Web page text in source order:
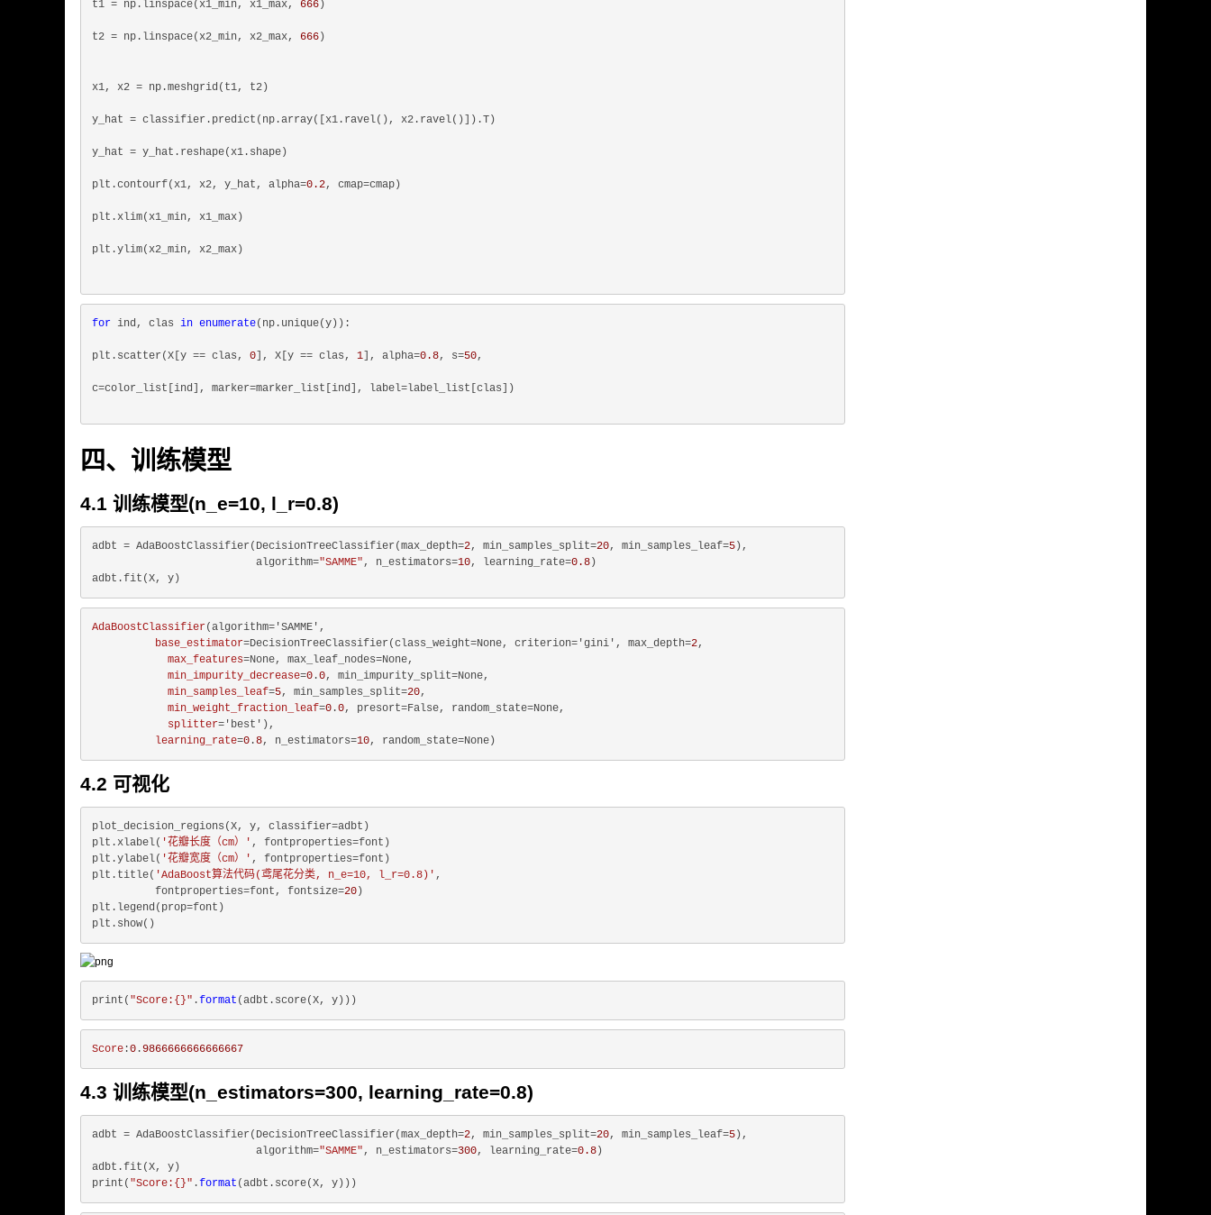
t1 = np.linspace(x1_min, x1_max, 666 )
t2 = np.linspace(x2_min, x2_max, 666 )
x1, x2 = np.meshgrid(t1, t2)
y_hat = classifier.predict(np.array([x1.ravel(), x2.ravel()]).T)
y_hat = y_hat.reshape(x1.shape)
plt.contourf(x1, x2, y_hat, alpha=0.2, cmap=cmap)
plt.xlim(x1_min, x1_max)
plt.ylim(x2_min, x2_max)
for ind, clas in enumerate(np.unique(y)):
plt.scatter(X[y == clas, 0 ], X[y == clas, 1 ], alpha=0.8, s=50,
c=color_list[ind], marker=marker_list[ind], label=label_list[clas])
四、训练模型
4.1 训练模型(n_e=10, l_r=0.8)
adbt = AdaBoostClassifier(DecisionTreeClassifier(max_depth=2, min_samples_split=20, min_samples_leaf=5 ),
                          algorithm=
"SAMME" , n_estimators=10, learning_rate=0.8 )
AdaBoostClassifier(algorithm='SAMME',
base_estimator=DecisionTreeClassifier(class_weight=None, criterion='gini', max_depth=2,
max_features=None, max_leaf_nodes=None,
min_impurity_decrease=0 .0, min_impurity_split=None,
min_samples_leaf=5, min_samples_split=20,
min_weight_fraction_leaf=0 .0, presort=False, random_state=None,
splitter='best'),
learning_rate=0 .8, n_estimators=10
4.2 可视化
plot_decision_regions(X, y, classifier=adbt)
plt.xlabel( '花瓣长度（cm）' , fontproperties=font)
plt.ylabel( '花瓣宽度（cm）' , fontproperties=font)
plt.title( 'AdaBoost算法代码(鸢尾花分类, n_e=10, l_r=0.8)' ,
          fontproperties=font, fontsize=
20 )
plt.legend(prop=font)
print( "Score:{}" .format
Score :0 .9866666666666667
4.3 训练模型(n_estimators=300, learning_rate=0.8)
adbt = AdaBoostClassifier(DecisionTreeClassifier(max_depth=2, min_samples_split=20, min_samples_leaf=5 ),
                          algorithm=
"SAMME" , n_estimators=300, learning_rate=0.8 )
adbt.fit(X, y)
print( "Score:{}" .format